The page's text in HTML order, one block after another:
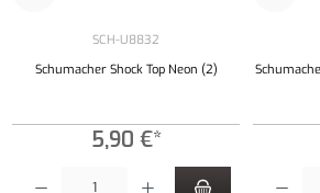
SCH-U8832
Schumacher Shock Top Neon (2)
5,90 €*